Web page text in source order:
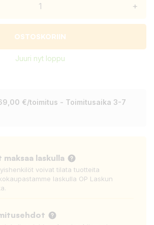
+
OSTOSKORIIN
Juuri nyt loppu
€/toimitus - Toimitusaika 3-7
maksaa laskulla
voivat tilata tuotteita
laskulla OP Laskun